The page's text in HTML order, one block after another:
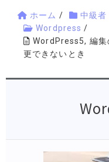
ホーム / 中級者
Wordpress /
WordPress5, 編
更できないとき